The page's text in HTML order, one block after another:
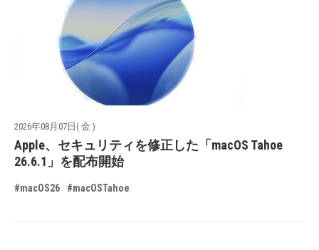
2026年08月07日( 金 )
Apple、セキュリティを修正した「macOS Tahoe
26.6.1」を配布開始
#macOS26 #macOSTahoe